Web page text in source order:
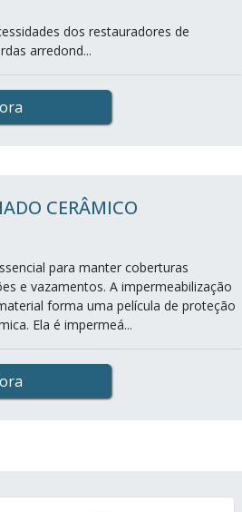
dos restauradores de
arredond...
CERÂMICO
para manter coberturas
e vazamentos. A impermeabilização
forma uma película de proteção
Ela é impermeá...